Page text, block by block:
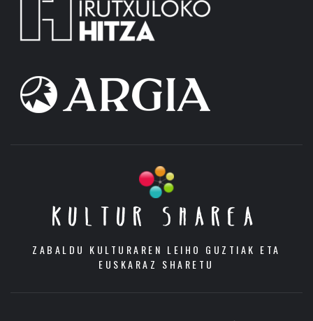
KULTUR SHAREA
ZABALDU KULTURAREN LEIHO GUZTIAK ETA
EUSKARAZ SHARETU